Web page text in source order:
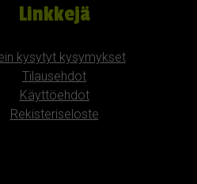
Linkkejä
kysytyt kysymykset
Tilausehdot
Käyttöehdot
Rekisteriseloste